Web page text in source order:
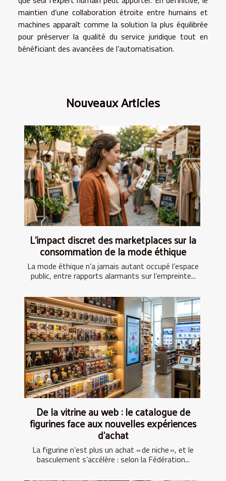
maintien d’une collaboration étroite entre humains et
machines apparaît comme la solution la plus équilibrée
pour préserver la qualité du service juridique tout en
bénéficiant des avancées de l’automatisation.
Nouveaux Articles
L’impact discret des marketplaces sur la
consommation de la mode éthique
La mode éthique n’a jamais autant occupé l’espace
public, entre rapports alarmants sur l’empreinte...
De la vitrine au web : le catalogue de
figurines face aux nouvelles expériences
d’achat
La figurine n’est plus un achat « de niche », et le
basculement s’accélère : selon la Fédération...